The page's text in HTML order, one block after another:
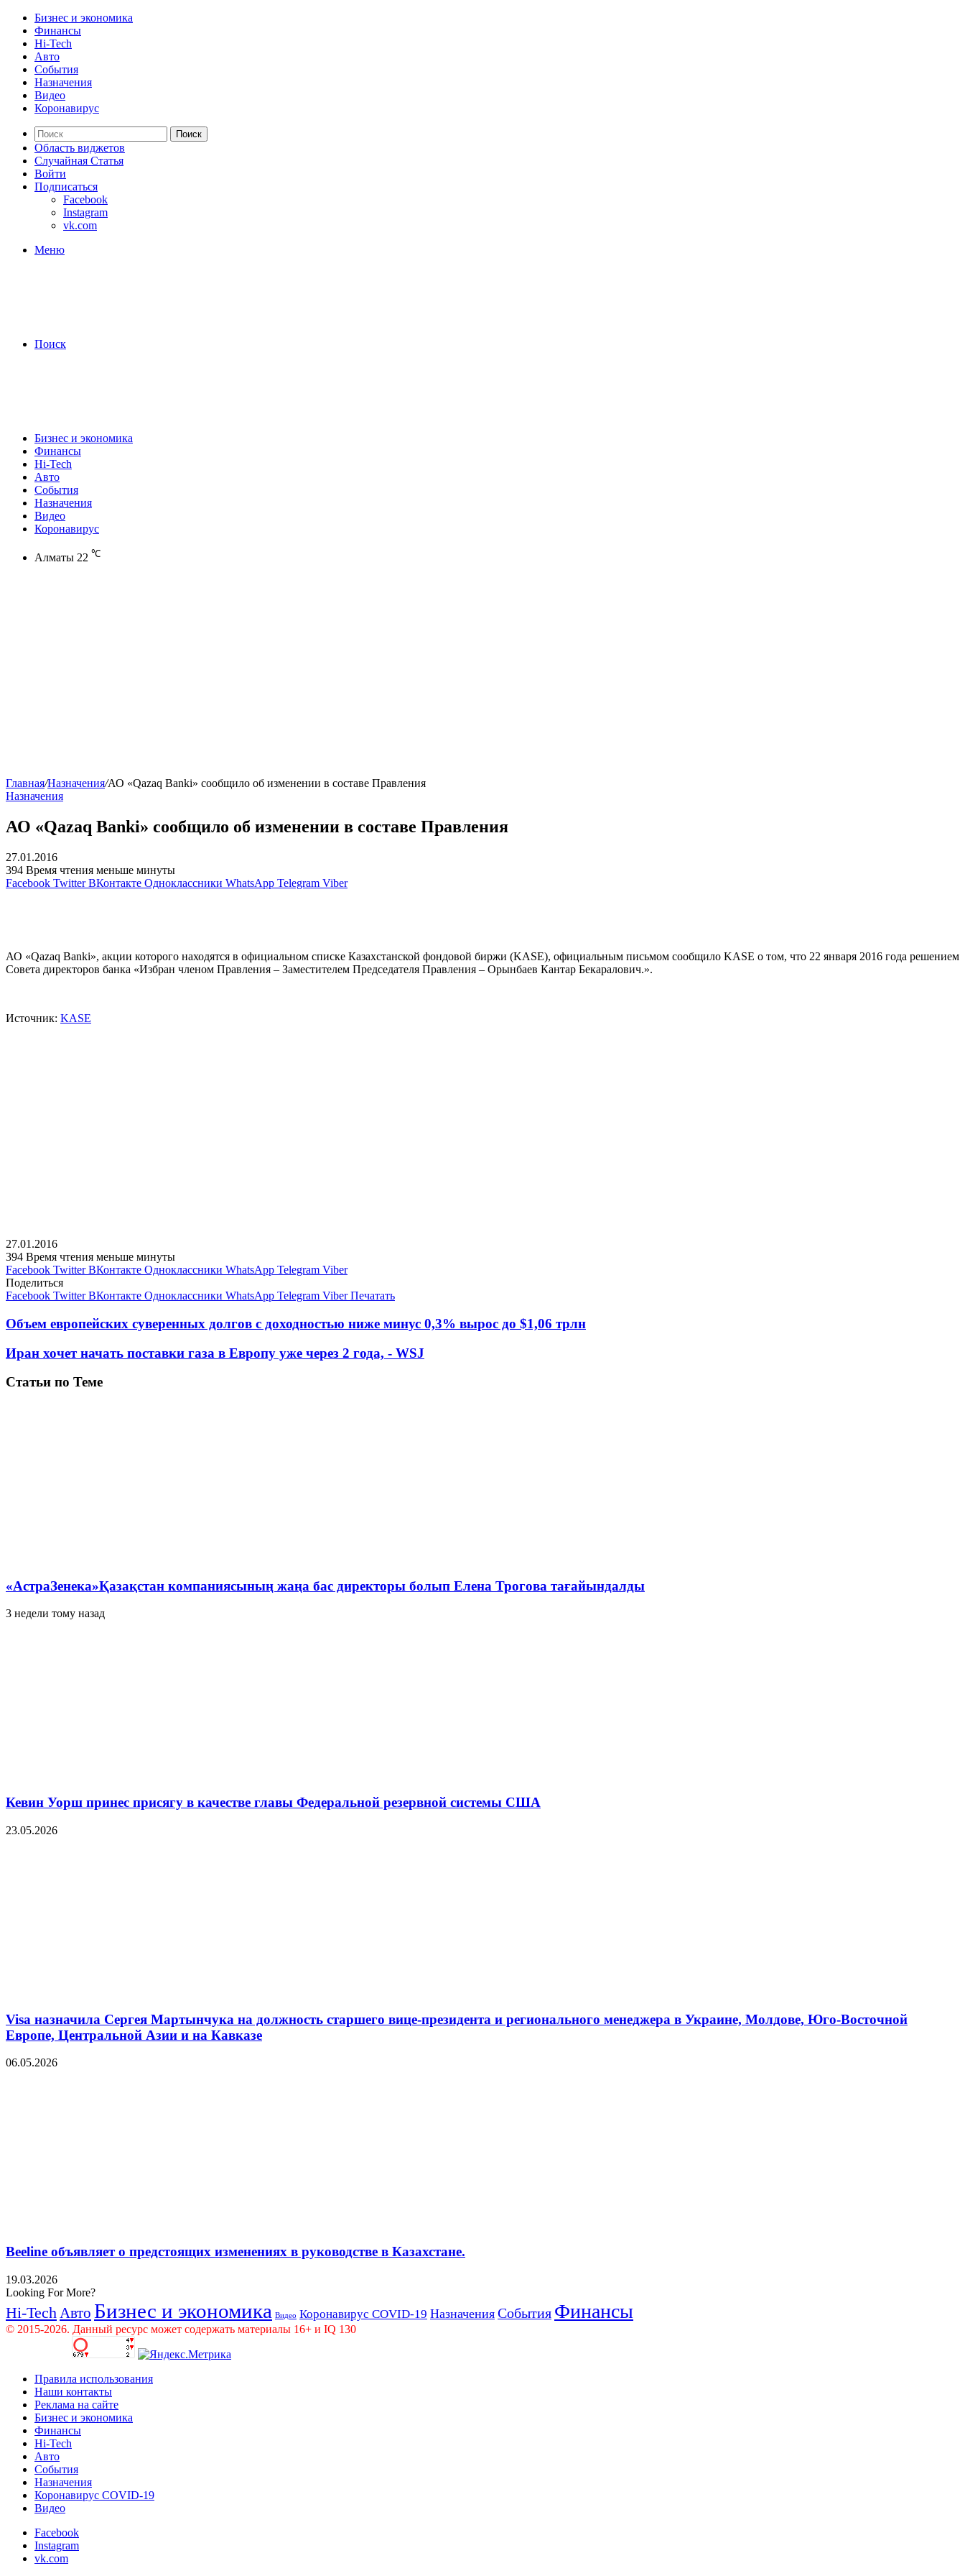
Бизнес и экономика
Финансы
Hi-Tech
Авто
События
Назначения
Видео
Коронавирус
Поиск
Область виджетов
Случайная Статья
Войти
Подписаться
Facebook
Instagram
vk.com
Меню
Поиск
Бизнес и экономика
Финансы
Hi-Tech
Авто
События
Назначения
Видео
Коронавирус
Алматы 22 ℃
Главная/Назначения/АО «Qazaq Banki» сообщило об изменении в составе Правления
Назначения
АО «Qazaq Banki» сообщило об изменении в составе Правления
27.01.2016
394 Время чтения меньше минуты
Facebook Twitter ВКонтакте Одноклассники WhatsApp Telegram Viber
АО «Qazaq Banki», акции которого находятся в официальном списке Казахстанской фондовой биржи (KASE), официальным письмом сообщило KASE о том, что 22 января 2016 года решением
Совета директоров банка «Избран членом Правления – Заместителем Председателя Правления – Орынбаев Кантар Бекаралович.».
Источник: KASE
27.01.2016
394 Время чтения меньше минуты
Facebook Twitter ВКонтакте Одноклассники WhatsApp Telegram Viber
Поделиться
Facebook Twitter ВКонтакте Одноклассники WhatsApp Telegram Viber Печатать
Объем европейских суверенных долгов с доходностью ниже минус 0,3% вырос до $1,06 трлн
Иран хочет начать поставки газа в Европу уже через 2 года, - WSJ
Статьи по Теме
«АстраЗенека»Қазақстан компаниясының жаңа бас директоры болып Елена Трогова тағайындалды
3 недели тому назад
Кевин Уорш принес присягу в качестве главы Федеральной резервной системы США
23.05.2026
Visa назначила Сергея Мартынчука на должность старшего вице-президента и регионального менеджера в Украине, Молдове, Юго-Восточной
Европе, Центральной Азии и на Кавказе
06.05.2026
Beeline объявляет о предстоящих изменениях в руководстве в Казахстане.
19.03.2026
Looking For More?
Hi-Tech Авто Бизнес и экономика Видео Коронавирус COVID-19 Назначения События Финансы
© 2015-2026. Данный ресурс может содержать материалы 16+ и IQ 130
Правила использования
Наши контакты
Реклама на сайте
Бизнес и экономика
Финансы
Hi-Tech
Авто
События
Назначения
Коронавирус COVID-19
Видео
Facebook
Instagram
vk.com